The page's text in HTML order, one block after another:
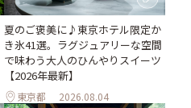
夏のご褒美に♪東京ホテル限定か
き氷41選。ラグジュアリーな空間
で味わう大人のひんやりスイーツ
【2026年最新】
東京都 2026.08.04